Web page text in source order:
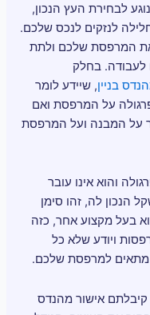
לבחירת העץ הנכון,
לנזקים לנכס שלכם.
המרפסת שלכם ולתת
בחלק
בניין, שיידע לומר
על המרפסת ואם
המבנה ועל המרפסת
והוא אינו עובר
לה, זהו סימן
בעל מקצוע אחר, כזה
ויודע שלא כל
למרפסת שלכם.
אישור מהנדס